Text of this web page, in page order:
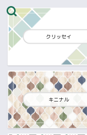
クリッセイ
キニナル